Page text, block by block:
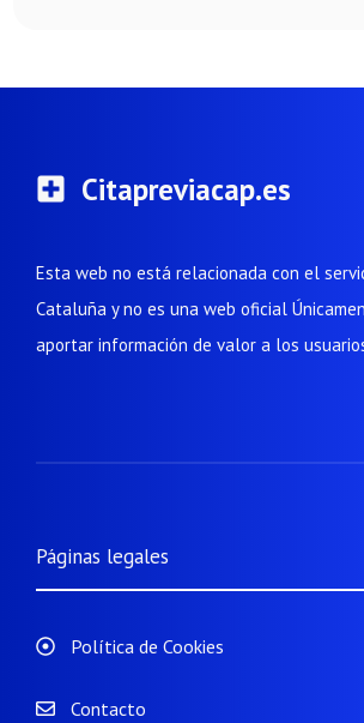
Citapreviacap.es
Esta web no está relacionada con el
Cataluña y no es una web oficial
aportar información de valor a los
Páginas legales
Política de Cookies
Contacto